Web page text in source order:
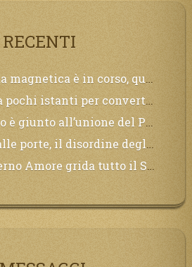
patirà. Il black out non tarderà ad arrivare e tutta la Terra sarà oscurata.
tempo, la sciagura arriverà all’improvviso e per chi non si sarà preparato saranno dolori.
del Padre con il figlio, non avete che da attendere pochissimo.
ordinati urlerà perdono, ma sarà troppo tardi, il tradimento è stato grande!
bene per i Suoi,richiama a Sé i lontani, affinché si pentano e tornino a Lui: